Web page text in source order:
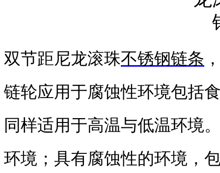
双节距尼龙滚珠不锈钢链条
链轮应用于腐蚀性环境包括
同样适用于高温与低温环境
环境；具有腐蚀性的环境，